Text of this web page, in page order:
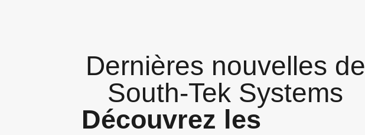
Dernières nouvelles de
South-Tek Systems
Découvrez les